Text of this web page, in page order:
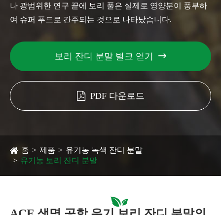
나 광범위한 연구 끝에 보리 풀은 실제로 영양분이 풍부하
여 슈퍼 푸드로 간주되는 것으로 나타났습니다.
보리 잔디 분말 벌크 얻기 
PDF 다운로드
홈 제품
유기농 녹색 잔디 분말
유기농 보리 잔디 분말